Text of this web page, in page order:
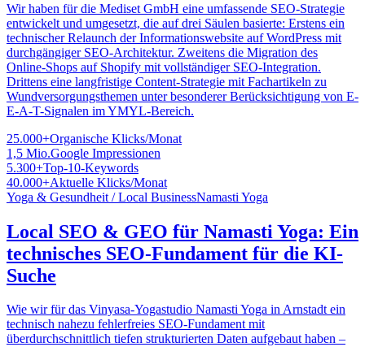
Wir haben für die Mediset GmbH eine umfassende SEO-Strategie
entwickelt und umgesetzt, die auf drei Säulen basierte: Erstens ein
technischer Relaunch der Informationswebsite auf WordPress mit
durchgängiger SEO-Architektur. Zweitens die Migration des
Online-Shops auf Shopify mit vollständiger SEO-Integration.
Drittens eine langfristige Content-Strategie mit Fachartikeln zu
Wundversorgungsthemen unter besonderer Berücksichtigung von E-
E-A-T-Signalen im YMYL-Bereich.
25.000+Organische Klicks/Monat
1,5 Mio.Google Impressionen
5.300+Top-10-Keywords
40.000+Aktuelle Klicks/Monat
Yoga & Gesundheit / Local BusinessNamasti Yoga
Local SEO & GEO für Namasti Yoga: Ein
technisches SEO-Fundament für die KI-
Suche
Wie wir für das Vinyasa-Yogastudio Namasti Yoga in Arnstadt ein
technisch nahezu fehlerfreies SEO-Fundament mit
überdurchschnittlich tiefen strukturierten Daten aufgebaut haben –